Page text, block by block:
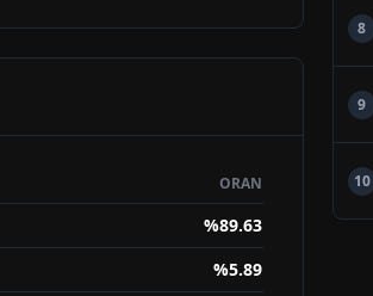
ORAN
%89.63
%5.89
8
9
10